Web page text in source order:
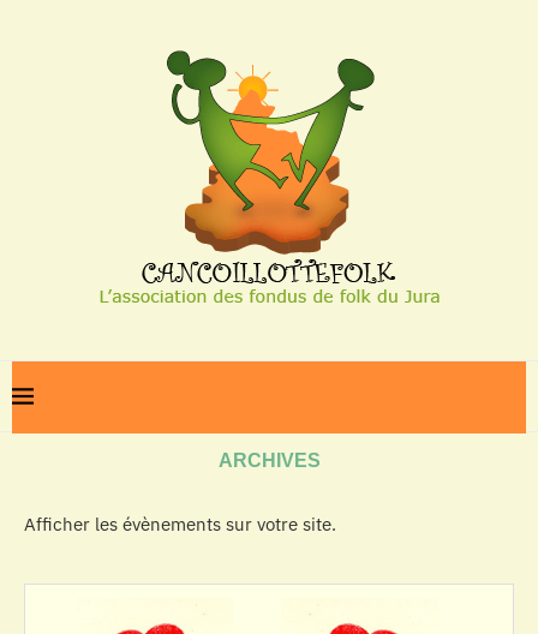
ARCHIVES
Afficher les évènements sur votre site.